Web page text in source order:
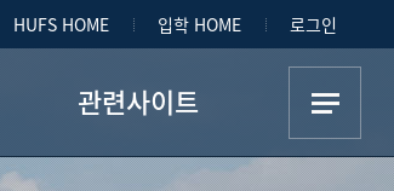
HUFS HOME 입학 HOME 로그인
관련사이트